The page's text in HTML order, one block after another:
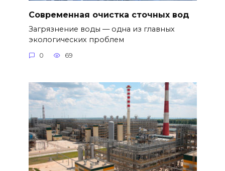
Современная очистка сточных вод
Загрязнение воды — одна из главных
экологических проблем
0 69